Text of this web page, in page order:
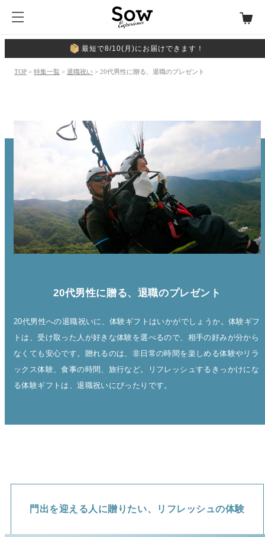
最短で8/10(月)にお届けできます！
TOP > 特集一覧 > 退職祝い > 20代男性に贈る、退職のプレゼント
20代男性に贈る、退職のプレゼント
20代男性への退職祝いに、体験ギフトはいかがでしょうか。体験ギフ
トは、受け取った人が好きな体験を選べるので、相手の好みが分から
なくても安心です。贈れるのは、非日常の時間を楽しめる体験やリラ
ックス体験、食事の時間、旅行など。リフレッシュするきっかけにな
る体験ギフトは、退職祝いにぴったりです。
門出を迎える人に贈りたい、リフレッシュの体験